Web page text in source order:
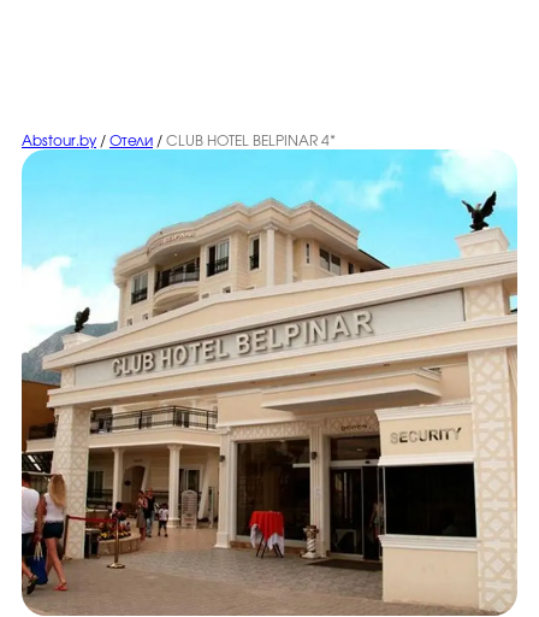
Abstour.by / Отели / CLUB HOTEL BELPINAR 4*